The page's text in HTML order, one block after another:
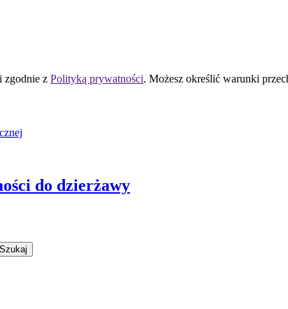
zgodnie z Polityką prywatności. Możesz określić warunki
do dzierżawy
Szukaj